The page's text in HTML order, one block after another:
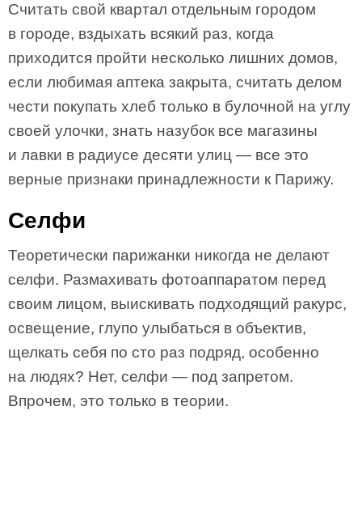
Считать свой квартал отдельным городом
в городе, вздыхать всякий раз, когда
приходится пройти несколько лишних домов,
если любимая аптека закрыта, считать делом
чести покупать хлеб только в булочной на углу
своей улочки, знать назубок все магазины
и лавки в радиусе десяти улиц — все это
верные признаки принадлежности к Парижу.
Селфи
Теоретически парижанки никогда не делают
селфи. Размахивать фотоаппаратом перед
своим лицом, выискивать подходящий ракурс,
освещение, глупо улыбаться в объектив,
щелкать себя по сто раз подряд, особенно
на людях? Нет, селфи — под запретом.
Впрочем, это только в теории.